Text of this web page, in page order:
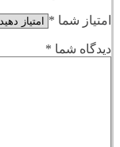
امتیاز شما *
دیدگاه شما *